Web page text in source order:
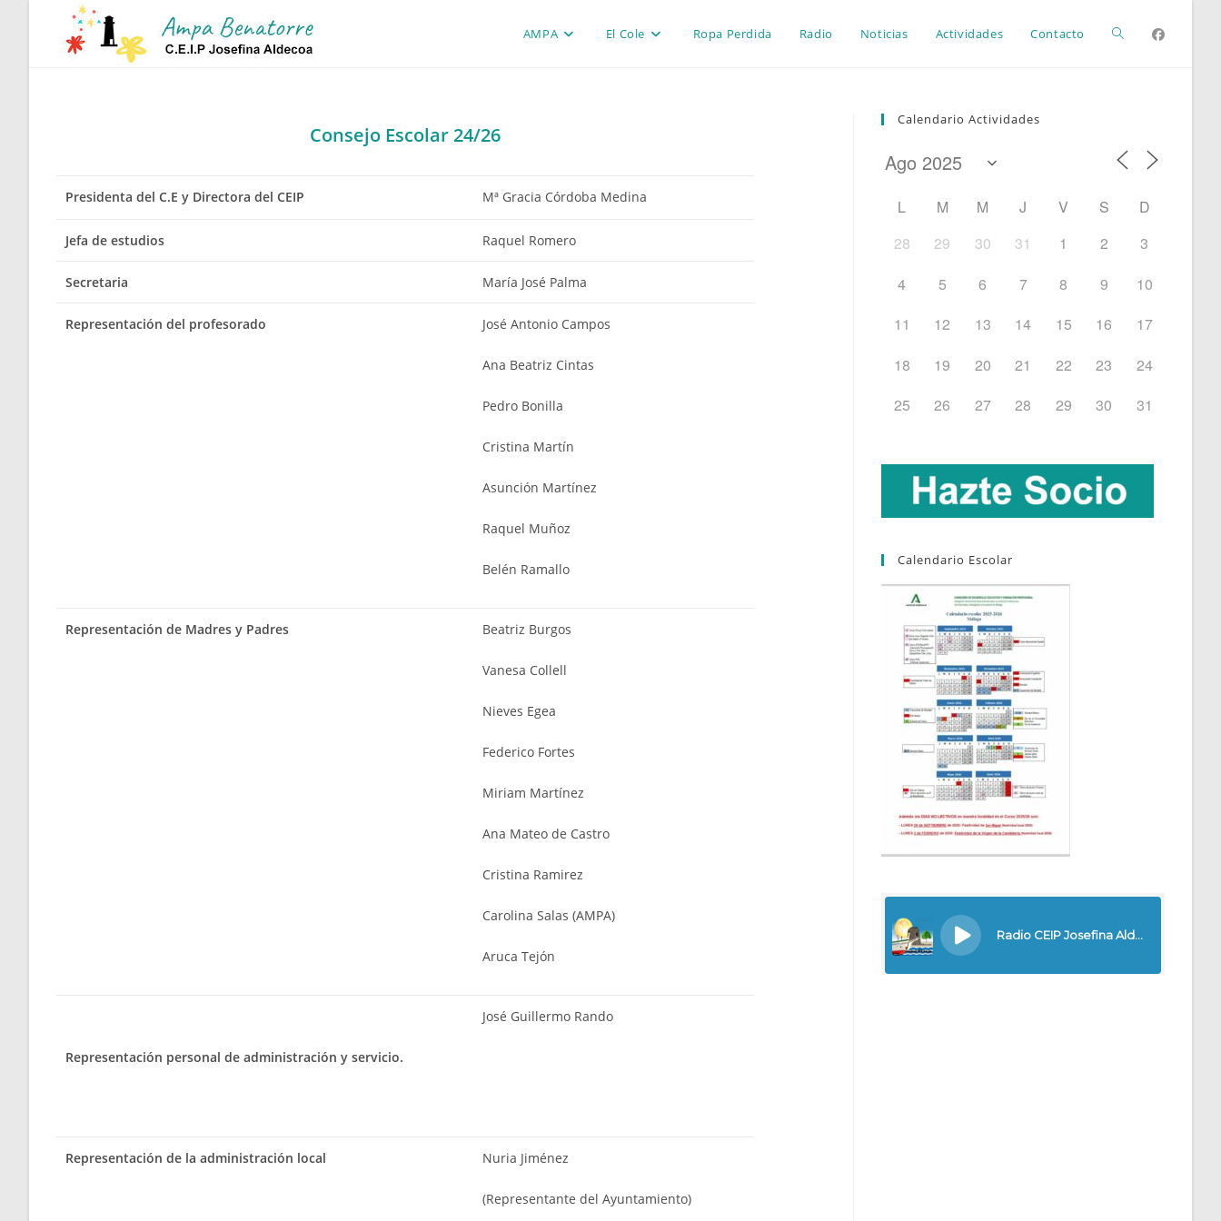
AMPA El Cole Ropa Perdida Radio Noticias Actividades Contacto Alternar
de
Consejo Escolar 24/26
Presidenta del C.E y Directora del CEIP Mª Gracia Córdoba Medina
Jefa de estudios Raquel Romero
Secretaria María José Palma
Representación del profesorado José Antonio Campos
Ana Beatriz Cintas
Pedro Bonilla
Cristina Martín
Asunción Martínez
Raquel Muñoz
Belén Ramallo
Representación de Madres y Padres Beatriz Burgos
Vanesa Collell
Nieves Egea
Federico Fortes
Miriam Martínez
Ana Mateo de Castro
Cristina Ramirez
Carolina Salas (AMPA)
Aruca Tejón
Representación personal de administración y servicio.
José Guillermo Rando
Representación de la administración local Nuria Jiménez
(Representante del Ayuntamiento)
Calendario Actividades
L M M J V S
D
28
29 30 31 1 2
3
4
5 6 7 8 9
10
11
12 13 14 15 16
17
18
19 20 21 22 23
24
25
26 27 28 29 30 31
Calendario Escolar